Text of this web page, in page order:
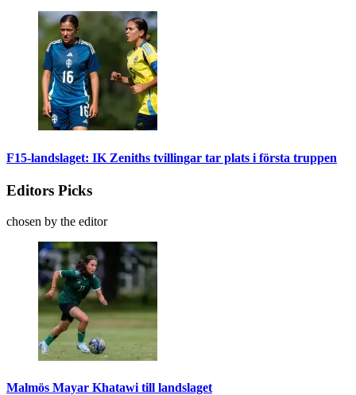
F15-landslaget: IK Zeniths tvillingar tar plats i första truppen
Editors Picks
chosen by the editor
Malmös Mayar Khatawi till landslaget